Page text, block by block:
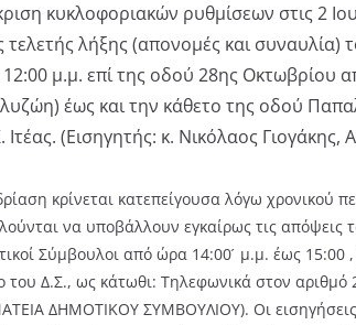
κυκλοφοριακών ρυθμίσεων στις 2
τελετής λήξης (απονομές και συναυλία)
12:00 μ.μ. επί της οδού 28ης
έως και την κάθετο της οδού
Ιτέας. (Εισηγητής: κ. Νικόλαος Γιογάκης,
κρίνεται κατεπείγουσα λόγω χρονικού
να υποβάλλουν εγκαίρως τις
Σύμβουλοι από ώρα 14:00 ́ μ.μ. έως
του Δ.Σ., ως κάτωθι: Τηλεφωνικά στον
ΔΗΜΟΤΙΚΟΥ ΣΥΜΒΟΥΛΙΟΥ). Οι